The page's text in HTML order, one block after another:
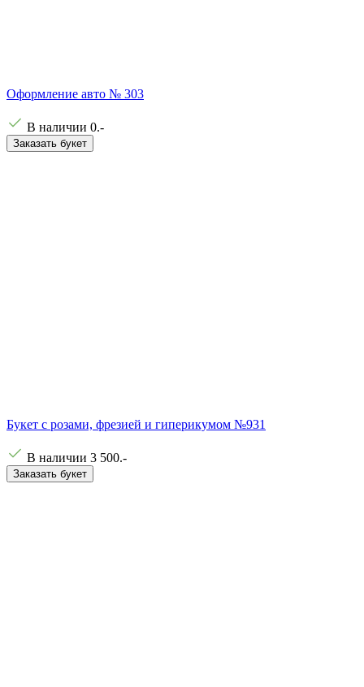
Оформление авто № 303
В наличии 0.-
Заказать букет
Букет с розами, фрезией и гиперикумом №931
В наличии 3 500.-
Заказать букет